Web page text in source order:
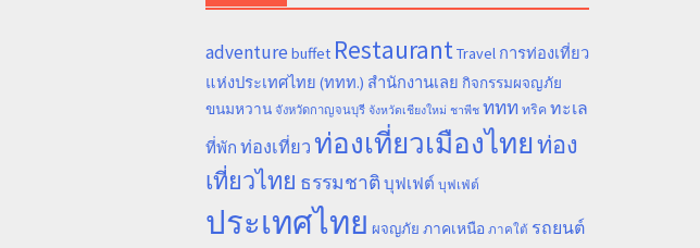
adventure buffet RestaurantTravel การท่องเที่ยว
แห่งประเทศไทย (ททท.) สำนักงานเลย กิจกรรมผจญภัย
ขนมหวาน จังหวัดกาญจนบุรี จังหวัดเชียงใหม่ ชาพีช ททท ทริค ทะเล
ที่พัก ท่องเที่ยวท่องเที่ยวเมืองไทยท่อง
เที่ยวไทย ธรรมชาติ บุฟเฟต์ บุฟเฟ่ต์
ประเทศไทย ผจญภัย ภาคเหนือ ภาคใต้ รถยนต์